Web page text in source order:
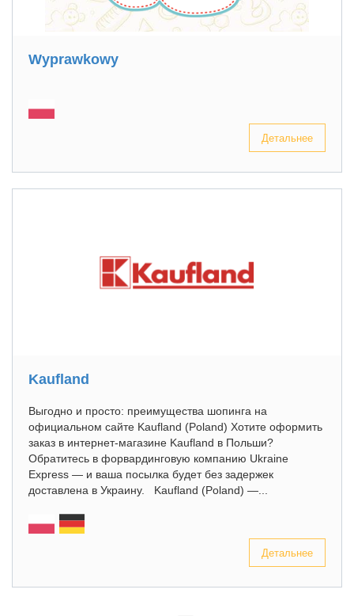
Wyprawkowy
Детальнее
Kaufland
Выгодно и просто: преимущества шопинга на
официальном сайте Kaufland (Poland) Хотите оформить
заказ в интернет-магазине Kaufland в Польши?
Обратитесь в форвардинговую компанию Ukraine
Express — и ваша посылка будет без задержек
доставлена в Украину. Kaufland (Poland) —...
Детальнее